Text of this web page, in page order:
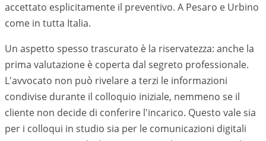
accettato esplicitamente il preventivo. A Pesaro e Urbino
come in tutta Italia.
Un aspetto spesso trascurato è la riservatezza: anche la
prima valutazione è coperta dal segreto professionale.
L'avvocato non può rivelare a terzi le informazioni
condivise durante il colloquio iniziale, nemmeno se il
cliente non decide di conferire l'incarico. Questo vale sia
per i colloqui in studio sia per le comunicazioni digitali